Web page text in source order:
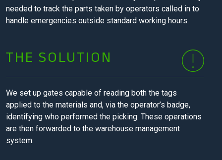
needed to track the parts taken by operators called in to
handle emergencies outside standard working hours.
THE SOLUTION
We set up gates capable of reading both the tags
applied to the materials and, via the operator’s badge,
identifying who performed the picking. These operations
are then forwarded to the warehouse management
system.